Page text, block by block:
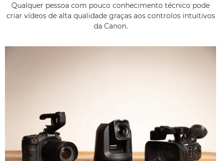
Qualquer pessoa com pouco conhecimento técnico pode
criar vídeos de alta qualidade graças aos controlos intuitivos
da Canon.